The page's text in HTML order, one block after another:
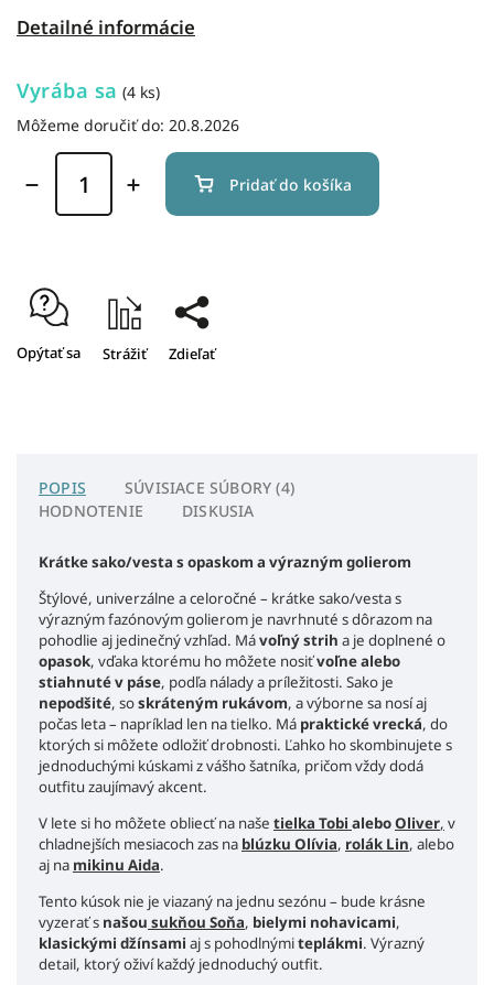
Detailné informácie
Vyrába sa (4 ks)
Môžeme doručiť do: 20.8.2026
Pridať do košíka
Opýtať sa Strážiť Zdieľať
POPIS
SÚVISIACE SÚBORY (4)
HODNOTENIE
DISKUSIA
Krátke sako/vesta s opaskom a výrazným golierom
Štýlové, univerzálne a celoročné – krátke sako/vesta s
výrazným fazónovým golierom je navrhnuté s dôrazom na
pohodlie aj jedinečný vzhľad. Mávoľný strih a je doplnené o
opasok, vďaka ktorému ho môžete nosiťvoľne alebo
stiahnuté v páse, podľa nálady a príležitosti. Sako je
nepodšité, soskráteným rukávom, a výborne sa nosí aj
počas leta – napríklad len na tielko. Má praktické vrecká, do
ktorých si môžete odložiť drobnosti. Ľahko ho skombinujete s
jednoduchými kúskami z vášho šatníka, pričom vždy dodá
outfitu zaujímavý akcent.
V lete si ho môžete obliecť na naše tielka Tobi aleboOliver, v
chladnejších mesiacoch zas na blúzku Olívia, rolák Lin, alebo
aj na mikinu Aida.
Tento kúsok nie je viazaný na jednu sezónu – bude krásne
vyzerať s našou sukňou Soňa, bielymi nohavicami,
klasickými džínsami aj s pohodlnýmiteplákmi. Výrazný
detail, ktorý oživí každý jednoduchý outfit.